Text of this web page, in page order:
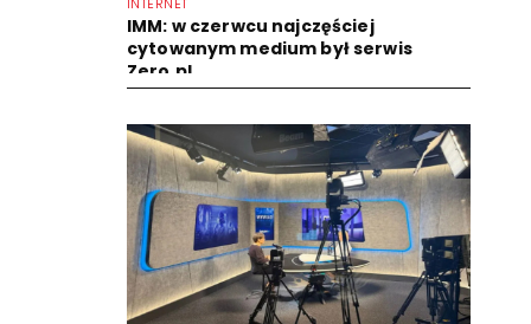
IMM: w czerwcu najczęściej
cytowanym medium był serwis
Zero.pl